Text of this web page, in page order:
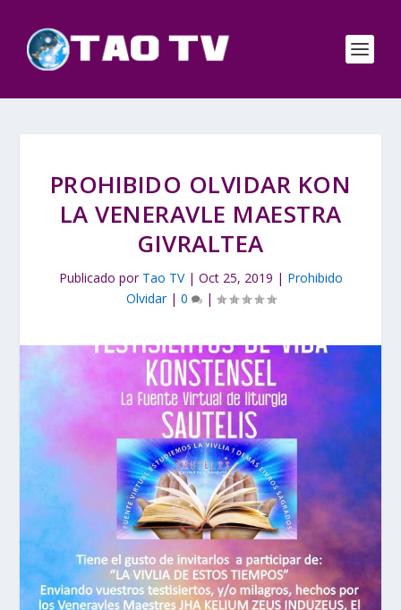
PROHIBIDO OLVIDAR KON
LA VENERAVLE MAESTRA
GIVRALTEA
Publicado por Tao TV| Oct 25, 2019 | Prohibido
Olvidar| 0 |